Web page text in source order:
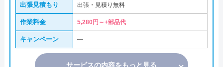
出張見積もり 出張・見積り無料
作業料金 5,280円～+部品代
キャンペーン ―
サービスの内容をもっと見る